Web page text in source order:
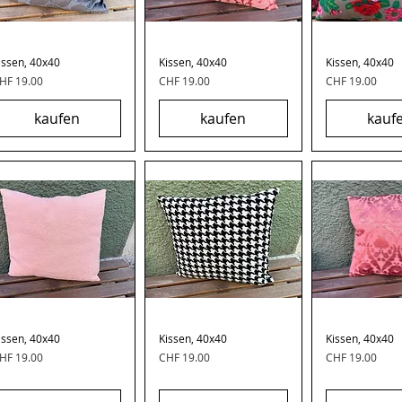
Schnellansicht
40x40
19.00
kaufen
Schnellansicht
Kissen, 40x40
Preis
CHF 19.00
kaufen
Kissen, 40x40
Preis
CHF 19.00
Schnellansicht
40x40
19.00
Schnellansicht
Kissen, 40x40
Preis
CHF 19.00
Kissen, 40x40
Preis
CHF 19.00